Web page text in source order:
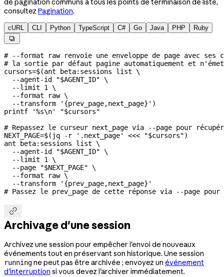
de pagination communs à tous les points de terminaison de liste,
consultez Pagination.
cURL CLI Python TypeScript C# Go Java PHP Ruby

# --format raw renvoie une enveloppe de page avec ses
# la sortie par défaut pagine automatiquement et
cursors=$(ant beta:sessions list \
  --agent-id
"$AGENT_ID" \
  --limit
1 \
  --format
raw \
  --transform
'{prev_page,next_page}' )
printf '%s\n' "$cursors"
# Repassez le curseur next_page via --page pour
NEXT_PAGE=$( jq -r '.next_page' <<< "$cursors")
ant beta:sessions list \
  --agent-id
"$AGENT_ID" \
  --limit
1 \
  --page
"$NEXT_PAGE" \
  --format
raw \
  --transform
'{prev_page,next_page}'
# Passez le prev_page de cette réponse via --page

Archivage d'une session
Archivez une session pour empêcher l'envoi de nouveaux
événements tout en préservant son historique. Une session
runningne peut pas être archivée ; envoyez un événement
d'interruption si vous devez l'archiver immédiatement.